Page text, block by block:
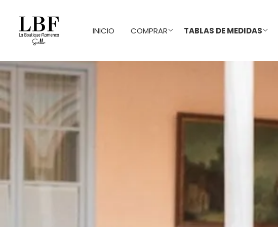
INICIO COMPRAR TABLAS DE MEDIDAS